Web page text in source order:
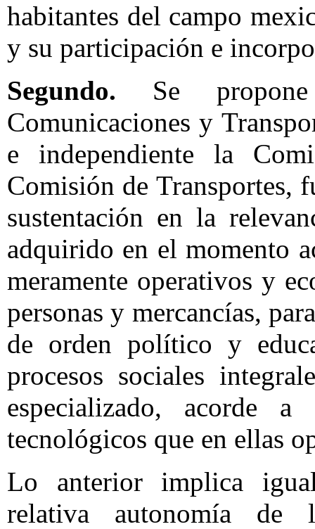
habitantes del campo
y su participación e
Segundo. Se
Comunicaciones y
e independiente la
Comisión de Transportes,
sustentación en la
adquirido en el momento
meramente operativos y
personas y mercancías,
de orden político y
procesos sociales
especializado, acorde
tecnológicos que en ellas
Lo anterior implica
relativa autonomía de